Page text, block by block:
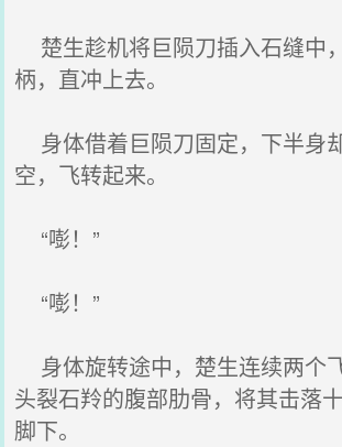
楚生趁机将巨陨刀插入石缝中
柄，直冲上去。
身体借着巨陨刀固定，下半身
空，飞转起来。
“嘭！”
“嘭！”
身体旋转途中，楚生连续两个
头裂石羚的腹部肋骨，将其击落
脚下。